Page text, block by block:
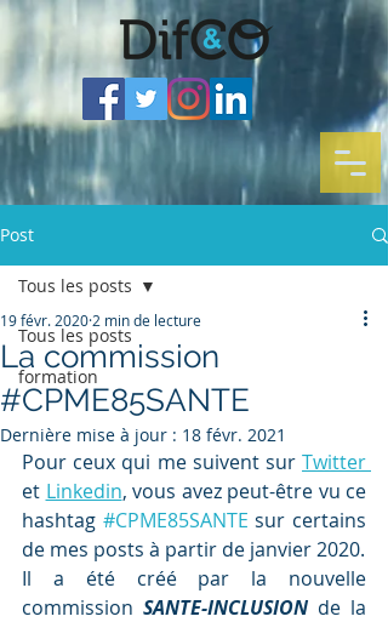
Post
Tous les posts
formation
Tous les posts
La commission
#CPME85SANTE
19 févr. 2020 2 min de lecture
Dernière mise à jour : 18 févr. 2021
Pour ceux qui me suivent sur
et Linkedin, vous avez peut-être vu ce
hashtag #CPME85SANTE sur certains
de mes posts à partir de janvier 2020.
Il a été créé par la nouvelle
commission SANTE-INCLUSION de la